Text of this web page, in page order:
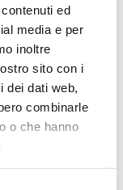
ed
media e per
inoltre
sito con i
dei dati web,
combinarle
o che hanno